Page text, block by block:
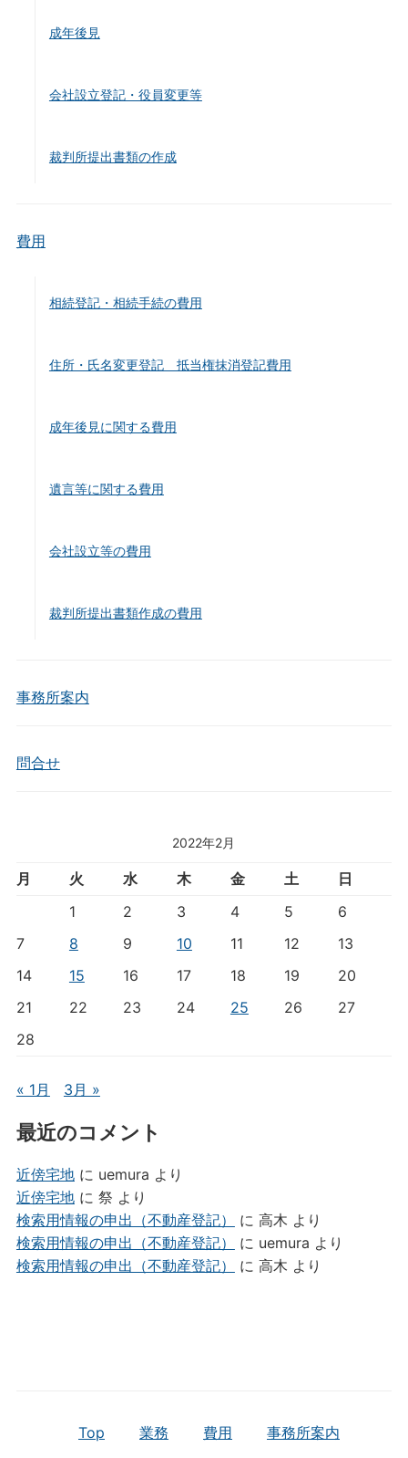
成年後見
会社設立登記・役員変更等
裁判所提出書類の作成
費用
相続登記・相続手続の費用
住所・氏名変更登記 抵当権抹消登記費用
成年後見に関する費用
遺言等に関する費用
会社設立等の費用
裁判所提出書類作成の費用
事務所案内
問合せ
2022年2月
月 火 水 木 金 土
日
1
2 3 4 5
6
7
8 9 10 11 12
13
14
15 16 17 18 19
20
21
22 23 24 25 26
27
28
« 1月 3月 »
最近のコメント
近傍宅地に uemura より
近傍宅地に 祭 より
検索用情報の申出（不動産登記）
に 高木 より
検索用情報の申出（不動産登記）
に uemura より
検索用情報の申出（不動産登記）
に 高木 より
Top 業務 費用 事務所案内